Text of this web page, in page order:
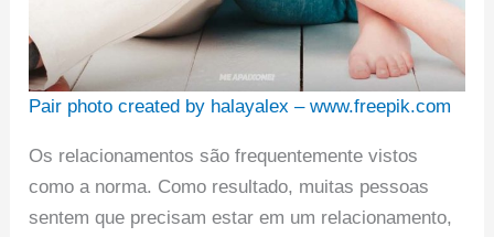
Pair photo created by halayalex – www.freepik.com
Os relacionamentos são frequentemente vistos
como a norma. Como resultado, muitas pessoas
sentem que precisam estar em um relacionamento,